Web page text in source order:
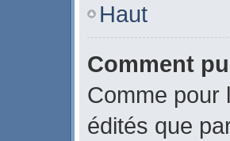
Haut
Comment
Comme pour
édités que